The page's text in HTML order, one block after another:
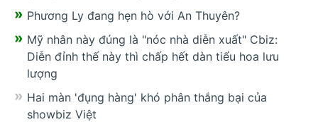
Phương Ly đang hẹn hò với An Thuyên?
Mỹ nhân này đúng là "nóc nhà diễn xuất" Cbiz:
Diễn đỉnh thế này thì chấp hết dàn tiểu hoa lưu
lượng
Hai màn 'đụng hàng' khó phân thắng bại của
showbiz Việt